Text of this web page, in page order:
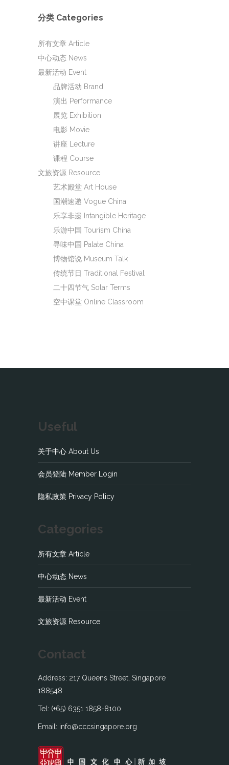
分类 Categories
所有文章 Article
中心动态 News
最新活动 Event
品牌活动 Brand
演出 Performance
展览 Exhibition
电影 Movie
讲座 Lecture
课程 Course
文旅资源 Resource
艺术殿堂 Art House
国潮速递 Vogue China
乐享非遗 Intangible Heritage
乐游中国 Tourism China
寻味中国 Palate China
博物馆说 Museum Talk
传统节日 Traditional Festival
二十四节气 Solar Terms
空中课堂 Online Classroom
Useful
关于中心 About Us
会员登陆 Member Login
隐私政策 Privacy Policy
Categories
所有文章 Article
中心动态 News
最新活动 Event
文旅资源 Resource
Contact
Address: 217 Queens Street, Singapore
188548
Tel: (+65) 6351 1858-8100
Email: info@cccsingapore.org